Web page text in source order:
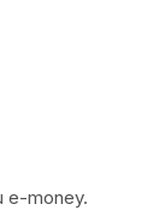
e-money.